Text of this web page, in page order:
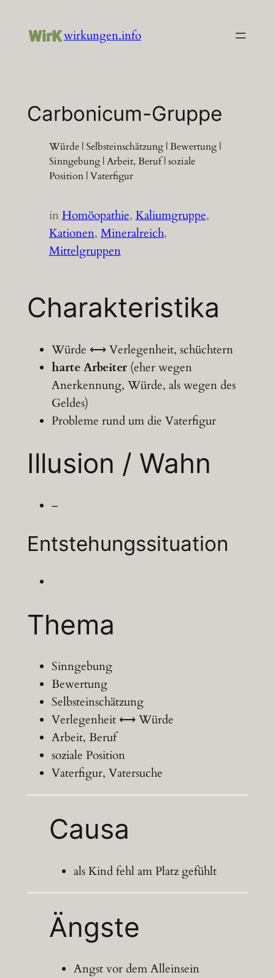
Inhalt
wirkungen.info
Carbonicum-Gruppe
Würde | Selbsteinschätzung | Bewertung |
Sinngebung | Arbeit, Beruf | soziale
Position | Vaterfigur
inHomöopathie, Kaliumgruppe
Kationen, Mineralreich
Mittelgruppen
Charakteristika
Würde ⟷ Verlegenheit, schüchtern
harte Arbeiter(eher wegen
Anerkennung, Würde, als wegen des
Geldes)
Probleme rund um die Vaterfigur
Illusion / Wahn
–
Entstehungssituation
Thema
Sinngebung
Bewertung
Selbsteinschätzung
Verlegenheit ⟷ Würde
Arbeit, Beruf
soziale Position
Vaterfigur, Vatersuche
Causa
als Kind fehl am Platz gefühlt
Ängste
Angst vor dem Alleinsein